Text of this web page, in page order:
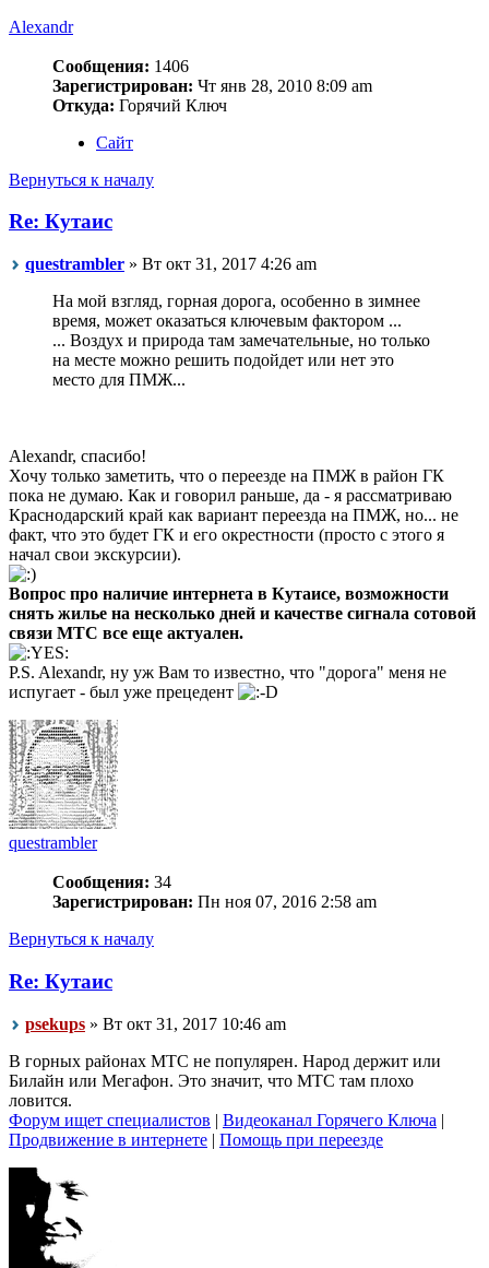
Alexandr
Сообщения: 1406
Зарегистрирован: Чт янв 28, 2010 8:09 am
Откуда: Горячий Ключ
Сайт
Вернуться к началу
Re: Кутаис
questrambler » Вт окт 31, 2017 4:26 am
На мой взгляд, горная дорога, особенно в зимнее
время, может оказаться ключевым фактором ...
... Воздух и природа там замечательные, но только
на месте можно решить подойдет или нет это
место для ПМЖ...
Alexandr, спасибо!
Хочу только заметить, что о переезде на ПМЖ в район ГК
пока не думаю. Как и говорил раньше, да - я рассматриваю
Краснодарский край как вариант переезда на ПМЖ, но... не
факт, что это будет ГК и его окрестности (просто с этого я
начал свои экскурсии).
Вопрос про наличие интернета в Кутаисе, возможности
снять жилье на несколько дней и качестве сигнала сотовой
связи МТС все еще актуален.
P.S. Alexandr, ну уж Вам то известно, что "дорога" меня не
испугает - был уже прецедент
questrambler
Сообщения: 34
Зарегистрирован: Пн ноя 07, 2016 2:58 am
Вернуться к началу
Re: Кутаис
psekups » Вт окт 31, 2017 10:46 am
В горных районах МТС не популярен. Народ держит или
Билайн или Мегафон. Это значит, что МТС там плохо
ловится.
Форум ищет специалистов | Видеоканал Горячего Ключа |
Продвижение в интернете | Помощь при переезде